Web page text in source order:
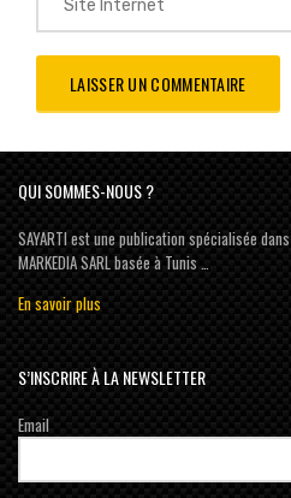
QUI SOMMES-NOUS ?
SAYARTI est une publication spécialisée
MARKEDIA SARL basée à Tunis …
En savoir plus
S’INSCRIRE À LA NEWSLETTER
Email